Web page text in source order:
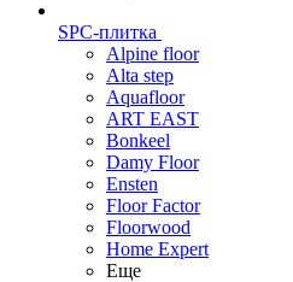
SPC-плитка
Alpine floor
Alta step
Aquafloor
ART EAST
Bonkeel
Damy Floor
Ensten
Floor Factor
Floorwood
Home Expert
Еще